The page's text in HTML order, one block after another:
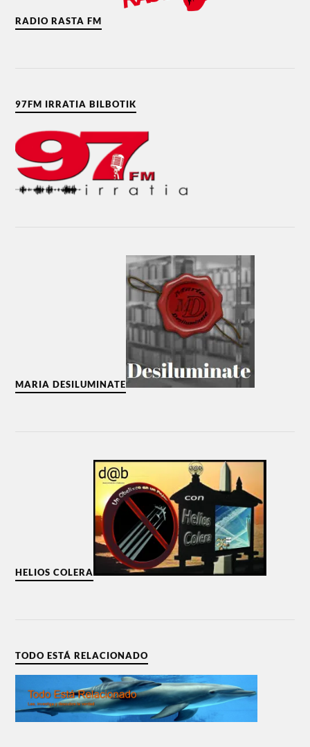
RADIO RASTA FM
97FM IRRATIA BILBOTIK
MARIA DESILUMINATE
HELIOS COLERA
TODO ESTÁ RELACIONADO